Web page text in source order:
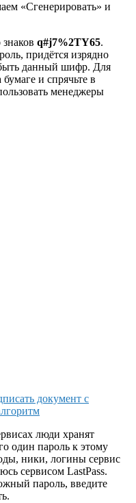
«Сгенерировать» и
q#j7%2TY65.
придётся изрядно
данный шифр. Для
и спрячьте в
менеджеры
документ с
люди хранят
один пароль к этому
ники, логины сервис
сервисом LastPass.
пароль, введите